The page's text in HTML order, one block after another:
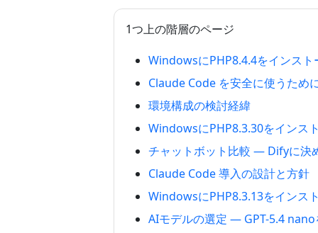
1つ上の階層のページ
WindowsにPHP8.4.4をインスト
Claude Code を安全に使うため
環境構成の検討経緯
WindowsにPHP8.3.30をインス
チャットボット比較 — Difyに決
Claude Code 導入の設計と方針
WindowsにPHP8.3.13をインス
AIモデルの選定 — GPT-5.4